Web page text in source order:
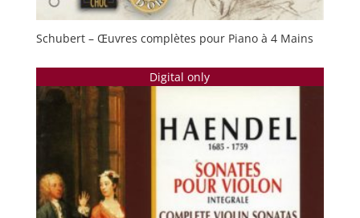
Schubert – Œuvres complètes pour Piano à 4 Mains
Digital only